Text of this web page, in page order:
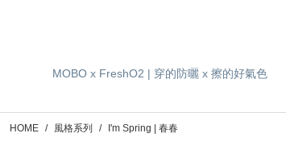
MOBO x FreshO2 | 穿的防曬 x 擦的好氣色
HOME 風格系列 I'm Spring | 春春